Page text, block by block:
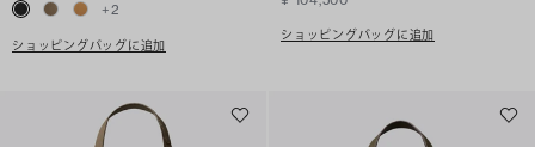
+2
ショッピングバッグに追加
ショッピングバッグに追加